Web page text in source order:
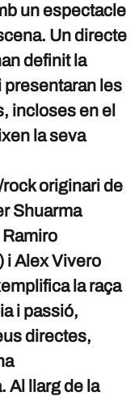
un espectacle
Un directe
definit la
presentaran les
incloses en el
la seva
originari de
Shuarma
i Alex Vivero
la raça
i passió,
directes,
Al llarg de la